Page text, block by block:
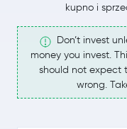
kupno i
Don’t invest
money you invest.
should not expect
wrong.